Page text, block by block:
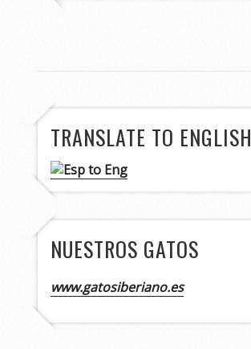
TRANSLATE TO ENGLISH
NUESTROS GATOS
www.gatosiberiano.es